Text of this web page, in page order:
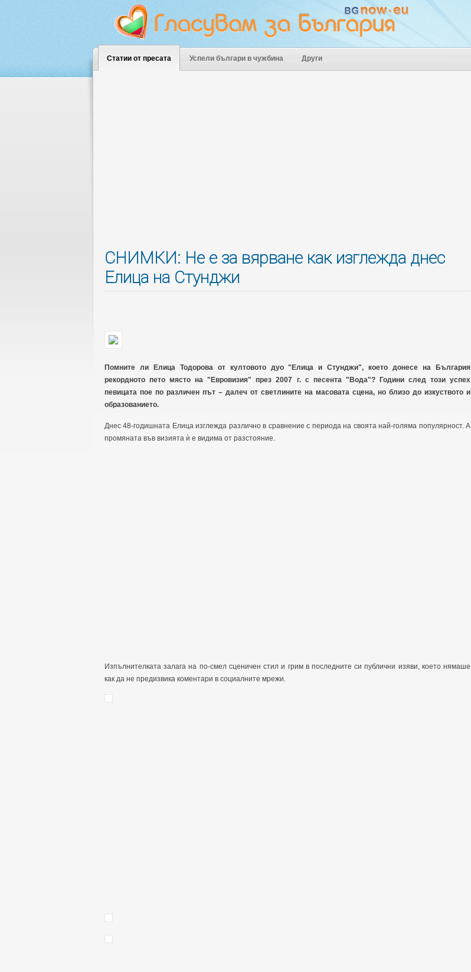
Статии от пресата Успели българи в чужбина Други
СНИМКИ: Не е за вярване как изглежда днес
Елица на Стунджи
Помните ли Елица Тодорова от култовото дуо "Елица и Стунджи", което донесе на България
рекордното пето място на "Евровизия" през 2007 г. с песента "Вода"? Години след този успех
певицата пое по различен път – далеч от светлините на масовата сцена, но близо до изкуството и
образованието.
Днес 48-годишната Елица изглежда различно в сравнение с периода на своята най-голяма популярност. А
промяната във визията ѝ е видима от разстояние.
Изпълнителката залага на по-смел сценичен стил и грим в последните си публични изяви, което нямаше
как да не предизвика коментари в социалните мрежи.